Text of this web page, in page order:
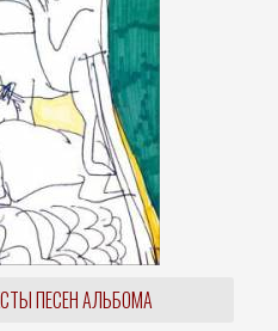
ПЕСЕН АЛЬБОМА